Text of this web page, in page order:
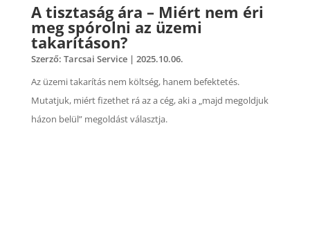
A tisztaság ára – Miért nem éri
meg spórolni az üzemi
takarításon?
Szerző: Tarcsai Service| 2025.10.06.
Az üzemi takarítás nem költség, hanem befektetés.
Mutatjuk, miért fizethet rá az a cég, aki a „majd megoldjuk
házon belül” megoldást választja.